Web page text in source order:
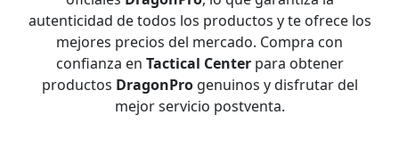
autenticidad de todos los productos y te ofrece los
mejores precios del mercado. Compra con
confianza en Tactical Centerpara obtener
productos DragonProgenuinos y disfrutar del
mejor servicio postventa.